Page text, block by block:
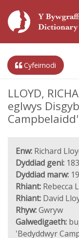
Cyfeirnodi
LLOYD,
eglwys
Enw: Richard
Dyddiad geni:
Dyddiad marw:
Rhiant: Rebecca
Rhiant: David
Rhyw:Gwryw
Galwedigaeth:
'Bedyddwyr